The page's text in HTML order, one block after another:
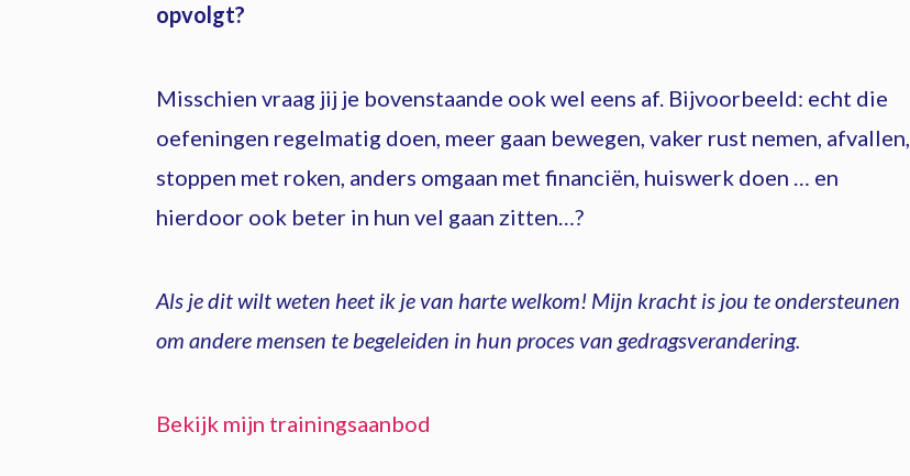
opvolgt?
Misschien vraag jij je bovenstaande ook wel eens af. Bijvoorbeeld: echt die
oefeningen regelmatig doen, meer gaan bewegen, vaker rust nemen, afvallen,
stoppen met roken, anders omgaan met financiën, huiswerk doen … en
hierdoor ook beter in hun vel gaan zitten…?
Als je dit wilt weten heet ik je van harte welkom! Mijn kracht is jou te ondersteunen
om andere mensen te begeleiden in hun proces van gedragsverandering.
Bekijk mijn trainingsaanbod